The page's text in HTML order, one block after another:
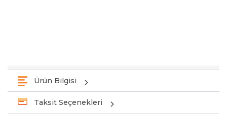
Ürün Bilgisi
Taksit Seçenekleri